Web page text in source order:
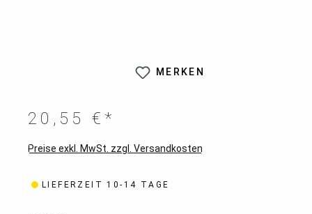
MERKEN
20,55 €*
Preise exkl. MwSt. zzgl. Versandkosten
LIEFERZEIT 10-14 TAGE